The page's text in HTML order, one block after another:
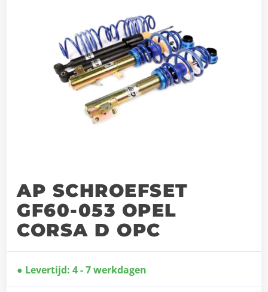
AP SCHROEFSET
GF60-053 OPEL
CORSA D OPC
Levertijd: 4 - 7 werkdagen